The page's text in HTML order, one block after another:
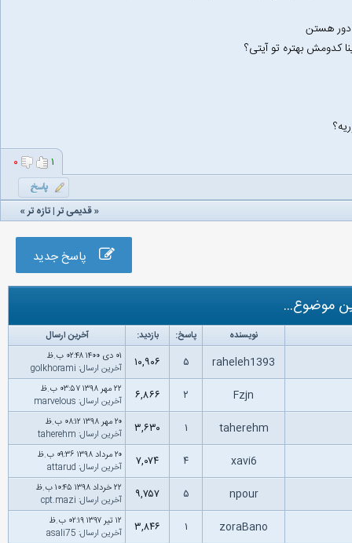
کدومش بهتره تو آیتی؟
۰
«قدیمی تر|تازه‌ تر»
پاسخ جدید
موضوع...
نویسنده پاسخ: بازدید: آخرین ارسال
raheleh1393 ۵ ۱۰,۹۰۶
۰۱ دى ۱۴۰۰ ۰۲:۴۸ ب.ظ
آخرین ارسال:
golkhorami
Fzjn ۲ ۶,۸۶۶
۲۲ مهر ۱۳۹۸ ۰۳:۵۷ ب.ظ
آخرین ارسال:
marvelous
taherehm ۳,۶۳۰
۲۰ مهر ۱۳۹۸ ۰۸:۱۲ ب.ظ
آخرین ارسال:
taherehm
xavi6 ۴ ۷,۰۷۴
۲۰ مرداد ۱۳۹۸ ۰۹:۳۶ ب.ظ
آخرین ارسال:
attarud
npour ۵ ۹,۷۵۷
۲۲ خرداد ۱۳۹۸ ۱۰:۴۵ ب.ظ
آخرین ارسال:
cpt.mazi
zoraBano ۳,۸۴۶
۱۲ تیر ۱۳۹۷ ۰۲:۱۹ ب.ظ
آخرین ارسال:
asali75